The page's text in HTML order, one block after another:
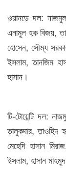
ওয়ানডে দল:
এনামুল হক বিজয়,
হোসেন, সৌম্য
ইসলাম, তানজিম
হাসান।
টি-টোয়েন্টি দল:
তালুকদার,
মেহেদি হাসান
ইসলাম, হাসান